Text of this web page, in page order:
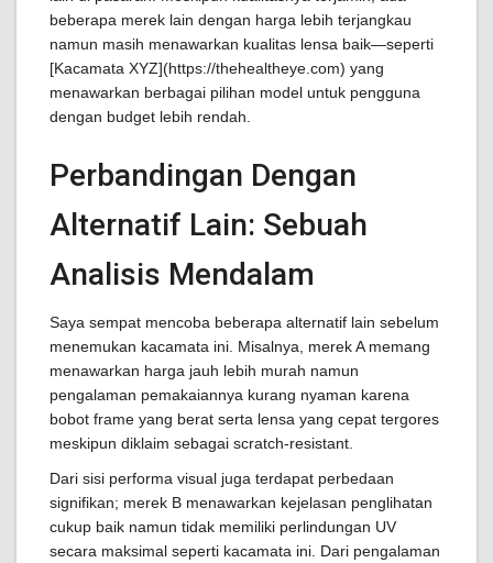
beberapa merek lain dengan harga lebih terjangkau
namun masih menawarkan kualitas lensa baik—seperti
[Kacamata XYZ](https://thehealtheye.com) yang
menawarkan berbagai pilihan model untuk pengguna
dengan budget lebih rendah.
Perbandingan Dengan
Alternatif Lain: Sebuah
Analisis Mendalam
Saya sempat mencoba beberapa alternatif lain sebelum
menemukan kacamata ini. Misalnya, merek A memang
menawarkan harga jauh lebih murah namun
pengalaman pemakaiannya kurang nyaman karena
bobot frame yang berat serta lensa yang cepat tergores
meskipun diklaim sebagai scratch-resistant.
Dari sisi performa visual juga terdapat perbedaan
signifikan; merek B menawarkan kejelasan penglihatan
cukup baik namun tidak memiliki perlindungan UV
secara maksimal seperti kacamata ini. Dari pengalaman